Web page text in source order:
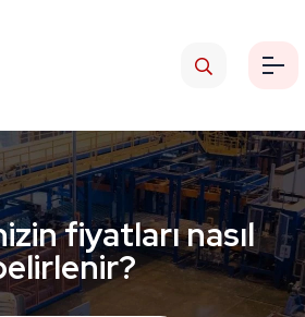
fiyatları nasıl